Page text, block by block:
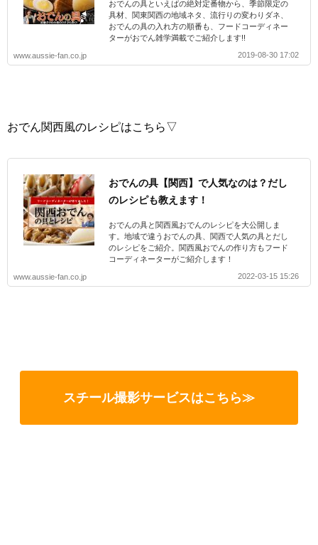
おでんの具といえばの絶対定番物から、季節限定の
具材、関東関西の地域ネタ、流行りの変わりダネ、
おでんの具の入れ方の順番も、フードコーディネー
ターがおでん雑学満載でご紹介します!!
www.aussie-fan.co.jp 2019-08-30 17:02
おでん関西風のレシピはこちら▽
おでんの具【関西】で人気なのは？だし
のレシピも教えます！
おでんの具と関西風おでんのレシピを大公開しま
す。地域で違うおでんの具、関西で人気の具とだし
のレシピをご紹介。関西風おでんの作り方もフード
コーディネーターがご紹介します！
www.aussie-fan.co.jp 2022-03-15 15:26
スチール撮影サービスはこちら≫